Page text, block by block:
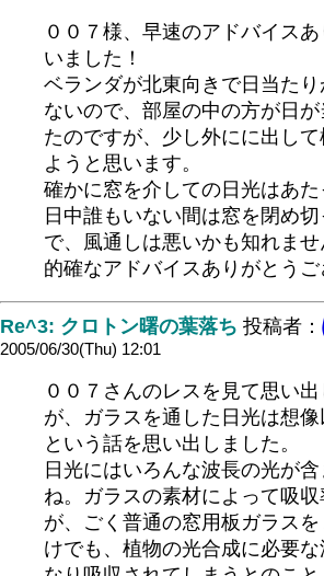
００７様、早速のアドバイス
いました！
ベランダが北東向きで日当たり
ないので、部屋の中の方が日
たのですが、少し外にに出し
ようと思います。
確かに窓を介しての日光はあた
日中誰もいない間は窓を閉め
で、風通しは悪いかも知れませ
的確なアドバイスありがとうご
Re^3: クロトン曙の葉落ち 投稿者：
2005/06/30(Thu) 12:01
００７さんのレスを見て思い
が、ガラスを通した日光は想像
という話を思い出しました。
日光にはいろんな波長の光が含
ね。ガラスの素材によって吸
が、ごく普通の窓用板ガラス
けでも、植物の光合成に必要